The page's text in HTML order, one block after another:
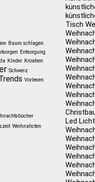
Baum schlagen
Entsorgung
KInder Kroatien
Schweiz
Vorlesen
Weihnahcten
Tisch
Led